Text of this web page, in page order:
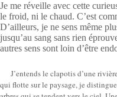
Je me réveille avec cette
le froid, ni le chaud. C’est
D’ailleurs, je ne sens même
jusqu’au sang sans rien
autres sens sont loin d’être
J’entends le clapotis d’une
qui flotte sur le paysage, je